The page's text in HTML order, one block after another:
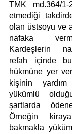
TMK md.364/
etmediği
olan üstsoyu ve
nafaka
Kardeşlerin
refah içinde
hükmüne yer
kişinin
yükümlü
şartlarda
Örneğin
bakmakla